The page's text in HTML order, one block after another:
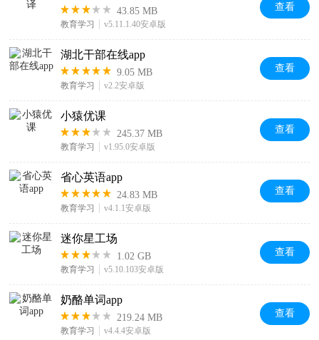
43.85 MB
教育学习 v5.11.1.40安卓版
查看
湖北干部在线app
9.05 MB
教育学习 v2.2安卓版
查看
小猿优课
245.37 MB
教育学习 v1.95.0安卓版
查看
省心英语app
24.83 MB
教育学习 v4.1.1安卓版
查看
迷你星工场
1.02 GB
教育学习 v5.10.103安卓版
查看
奶酪单词app
219.24 MB
教育学习 v4.4.4安卓版
查看